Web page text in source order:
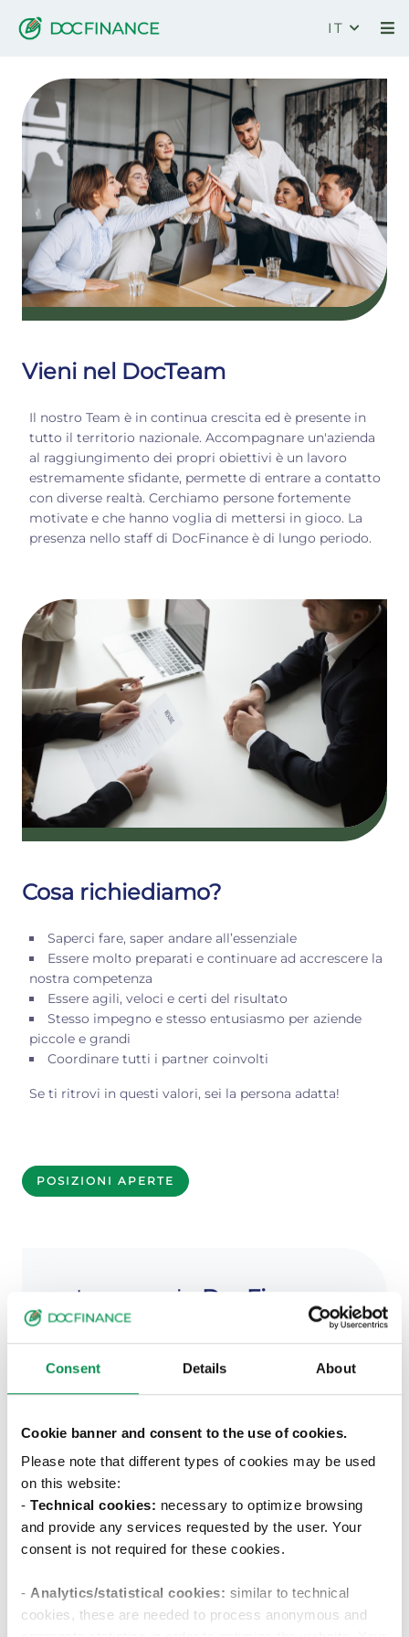
Consent Details About
Cookie banner and consent to the use of cookies.
Please note that different types of cookies may be used
on this website:
- Technical cookies: necessary to optimize browsing
and provide any services requested by the user. Your
consent is not required for these cookies.
- Analytics/statistical cookies: similar to technical
cookies, these are needed to process anonymous and
Lavora con noi
IT
Vieni nel DocTeam
Il nostro Team è in continua crescita ed è presente in
tutto il territorio nazionale. Accompagnare un'azienda
al raggiungimento dei propri obiettivi è un lavoro
estremamente sfidante, permette di entrare a contatto
con diverse realtà. Cerchiamo persone fortemente
motivate e che hanno voglia di mettersi in gioco. La
presenza nello staff di DocFinance è di lungo periodo.
Cosa richiediamo?
Saperci fare, saper andare all’essenziale
Essere molto preparati e continuare ad accrescere la
nostra competenza
Essere agili, veloci e certi del risultato
Stesso impegno e stesso entusiasmo per aziende
piccole e grandi
Coordinare tutti i partner coinvolti
Se ti ritrovi in questi valori, sei la persona adatta!
POSIZIONI APERTE
Lavorare in DocFinance
30
DONNE NEL TEAM
40 anni
ETÀ MEDIA
10%
TASSO DI CRESCITA